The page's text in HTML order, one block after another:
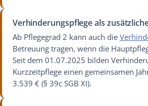
Verhinderungspflege als
Ab Pflegegrad 2 kann auch die
Betreuung tragen, wenn die
Seit dem 01.07.2025 bilden
Kurzzeitpflege einen gemeinsamen
3.539 € (§ 39c SGB XI).